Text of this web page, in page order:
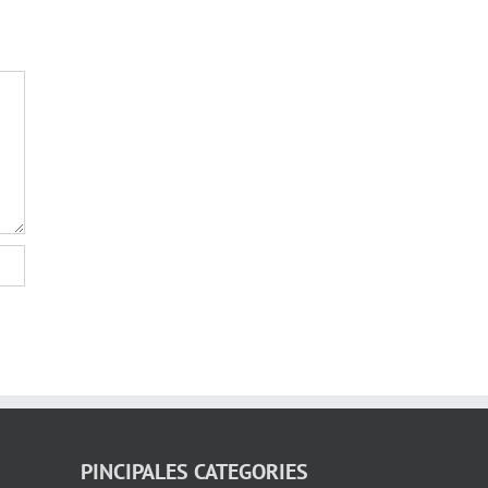
PINCIPALES CATEGORIES